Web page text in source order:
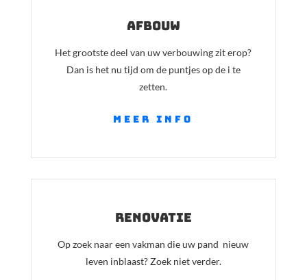
afbouw
Het grootste deel van uw verbouwing zit erop?
Dan is het nu tijd om de puntjes op de i te
zetten.
meer info
renovatie
Op zoek naar een vakman die uw pand nieuw
leven inblaast? Zoek niet verder.